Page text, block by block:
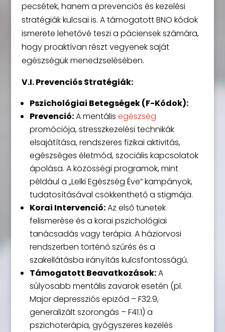
pecsétek, hanem a prevenciós és kezelési
stratégiák kulcsai is. A támogatott BNO kódok
ismerete lehetővé teszi a páciensek számára,
hogy proaktívan részt vegyenek saját
egészségük menedzselésében.
V.I. Prevenciós Stratégiák:
Pszichológiai Betegségek (F-Kódok):
Prevenció:A mentális egészség
promóciója, stresszkezelési technikák
elsajátítása, rendszeres fizikai aktivitás,
egészséges életmód, szociális kapcsolatok
ápolása. A közösségi programok, mint
például a „Lelki Egészség Éve” kampányok,
tudatosításával csökkenthető a stigmája.
Korai Intervenció:Az első tünetek
felismerése és a korai pszichológiai
tanácsadás vagy terápia. A háziorvosi
rendszerben történő szűrés és a
szakellátásba irányítás kulcsfontosságú.
Támogatott Beavatkozások:A
súlyosabb mentális zavarok esetén (pl.
Major depressziós epizód – F32.9,
generalizált szorongás – F41.1) a
pszichoterápia, gyógyszeres kezelés